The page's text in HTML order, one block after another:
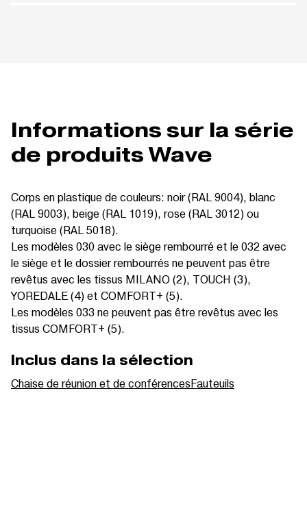
Informations sur la série
de produits Wave
Corps en plastique de couleurs: noir (RAL 9004), blanc
(RAL 9003), beige (RAL 1019), rose (RAL 3012) ou
turquoise (RAL 5018).
Les modèles 030 avec le siège rembourré et le 032 avec
le siège et le dossier rembourrés ne peuvent pas être
revêtus avec les tissus MILANO (2), TOUCH (3),
YOREDALE (4) et COMFORT+ (5).
Les modèles 033 ne peuvent pas être revêtus avec les
tissus COMFORT+ (5).
Inclus dans la sélection
Chaise de réunion et de conférencesFauteuils